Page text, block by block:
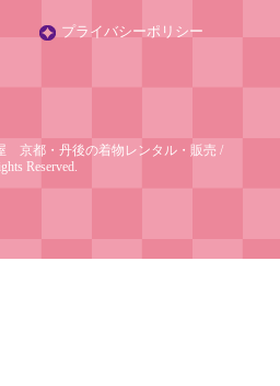
プライバシーポリシー
京都・丹後の着物レンタル・販売 /
Reserved.